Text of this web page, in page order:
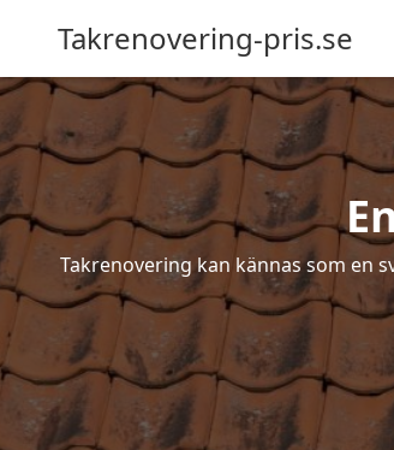
Takrenovering-pris.se
Takrenovering kan kännas som en